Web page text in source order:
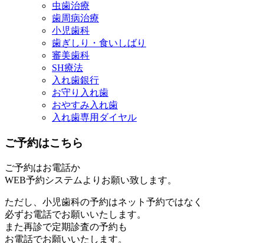
虫歯治療
歯周病治療
小児歯科
歯ぎしり・食いしばり
審美歯科
SH療法
入れ歯銀行
お守り入れ歯
おやすみ入れ歯
入れ歯専用ダイヤル
ご予約はこちら
ご予約はお電話か
WEB予約システムよりお願い致します。
ただし、小児歯科の予約はネット予約ではなく
必ずお電話でお願いいたします。
また再診で定期診査の予約も
お電話でお願いいたします。